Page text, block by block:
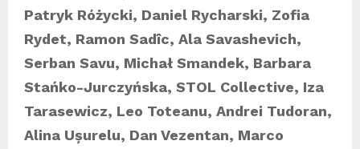
Patryk Różycki, Daniel Rycharski, Zofia
Rydet, Ramon Sadîc, Ala Savashevich,
Serban Savu, Michał Smandek, Barbara
Stańko-Jurczyńska, STOL Collective, Iza
Tarasewicz, Leo Toteanu, Andrei Tudoran,
Alina Ușurelu, Dan Vezentan, Marco